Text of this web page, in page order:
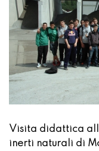
Visita didattica
inerti naturali di